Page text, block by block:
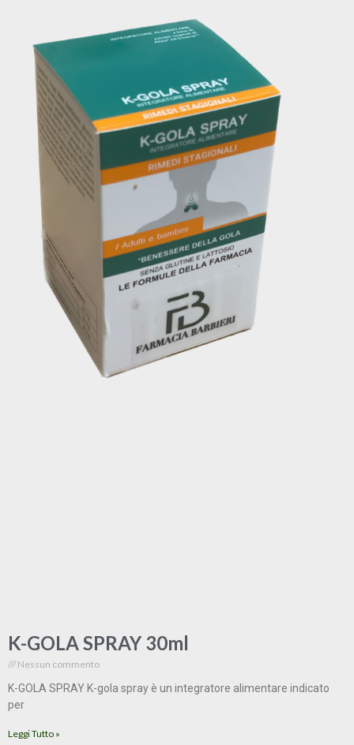
K-GOLA SPRAY 30ml
Nessun commento
K-GOLA SPRAY K-gola spray è un integratore alimentare indicato
per
Leggi Tutto »